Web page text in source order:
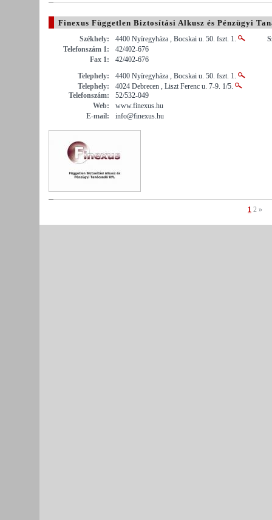
Finexus Független Biztosítási Alkusz és Pénzügyi
Székhely:
4400 Nyíregyháza , Bocskai u. 50. fszt. 1.
Telefonszám 1:
42/402-676
Fax 1:
42/402-676
Telephely:
4400 Nyíregyháza , Bocskai u. 50. fszt. 1.
Telephely:
4024 Debrecen , Liszt Ferenc u. 7-9. 1/5.
Telefonszám:
52/532-049
Web:
www.finexus.hu
E-mail:
info@finexus.hu
1 2 »